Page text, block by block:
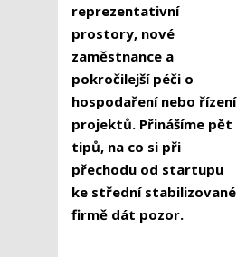
reprezentativní
prostory, nové
zaměstnance a
pokročilejší péči o
hospodaření nebo řízení
projektů. Přinášíme pět
tipů, na co si při
přechodu od startupu
ke střední stabilizované
firmě dát pozor.